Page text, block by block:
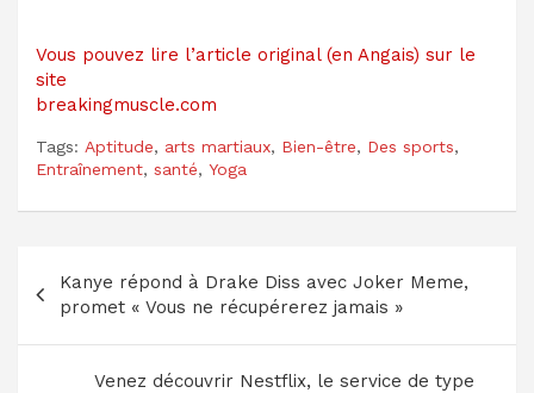
Vous pouvez lire l’article original (en Angais) sur le
site
breakingmuscle.com
Tags: Aptitude, arts martiaux, Bien-être, Des sports,
Entraînement, santé, Yoga
Navigation
de
l’article
Kanye répond à Drake Diss avec Joker Meme,
promet « Vous ne récupérerez jamais »
Venez découvrir Nestflix, le service de type